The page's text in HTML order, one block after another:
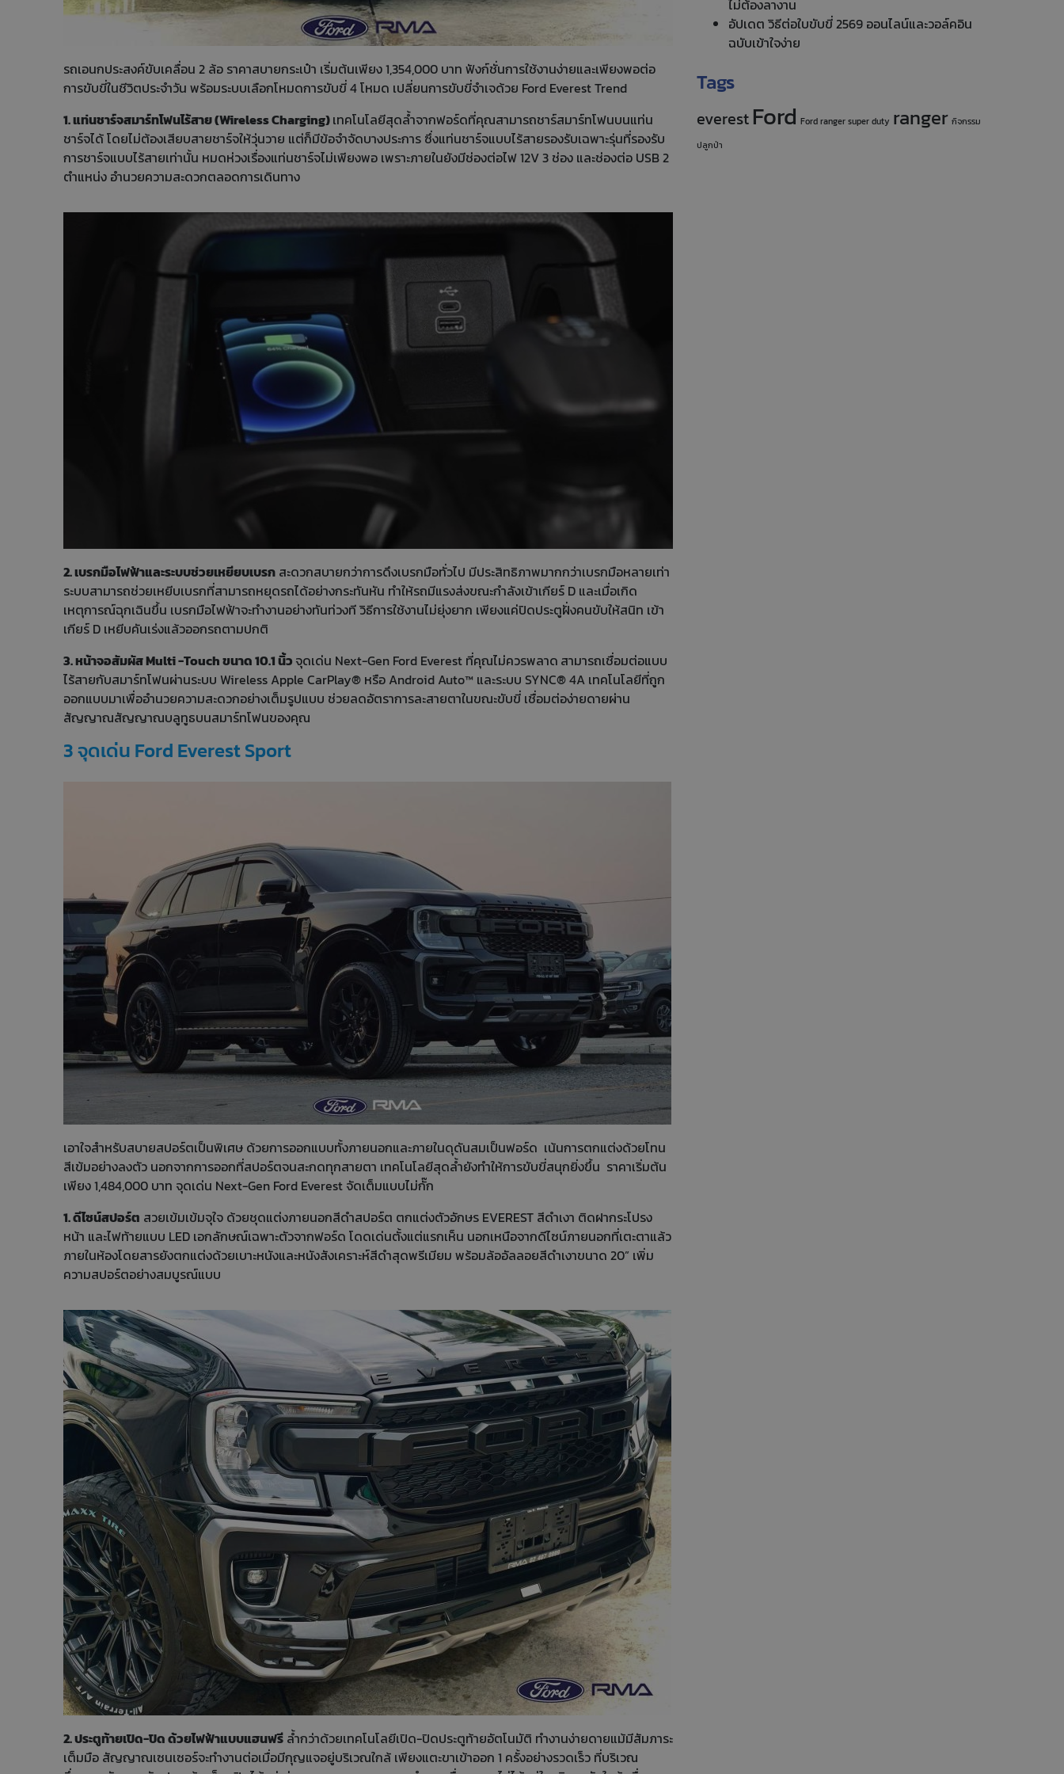
รถเอนกประสงค์ขับเคลื่อน 2 ล้อ ราคาสบายกระเป๋า เริ่มต้นเพียง 1,354,000 บาท ฟังก์ชั่นการใช้งานง่ายและเพียงพอต่อ
การขับขี่ในชีวิตประจำวัน พร้อมระบบเลือกโหมดการขับขี่ 4 โหมด เปลี่ยนการขับขี่จำเจด้วย Ford Everest Trend
1. แท่นชาร์จสมาร์ทโฟนไร้สาย (Wireless Charging)เทคโนโลยีสุดล้ำจากฟอร์ดที่คุณสามารถชาร์สมาร์ทโฟนบนแท่น
ชาร์จได้ โดยไม่ต้องเสียบสายชาร์จให้วุ่นวาย แต่ก็มีข้อจำจัดบางประการ ซึ่งแท่นชาร์จแบบไร้สายรองรับเฉพาะรุ่นที่รองรับ
การชาร์จแบบไร้สายเท่านั้น หมดห่วงเรื่องแท่นชาร์จไม่เพียงพอ เพราะภายในยังมีช่องต่อไฟ 12V 3 ช่อง และช่องต่อ USB 2
ตำแหน่ง อำนวยความสะดวกตลอดการเดินทาง
2. เบรกมือไฟฟ้าและระบบช่วยเหยียบเบรกสะดวกสบายกว่าการดึงเบรกมือทั่วไป มีประสิทธิภาพมากกว่าเบรกมือหลายเท่า
ระบบสามารถช่วยเหยีบเบรกที่สามารถหยุดรถได้อย่างกระทันหัน ทำให้รถมีแรงส่งขณะกำลังเข้าเกียร์ D และเมื่อเกิด
เหตุการณ์ฉุกเฉินขึ้น เบรกมือไฟฟ้าจะทำงานอย่างทันท่วงที วิธีการใช้งานไม่ยุ่งยาก เพียงแค่ปิดประตูฝั่งคนขับให้สนิท เข้า
เกียร์ D เหยีบคันเร่งแล้วออกรถตามปกติ
3. หน้าจอสัมผัส Multi -Touch ขนาด 10.1 นิ้ว จุดเด่น Next-Gen Ford Everest ที่คุณไม่ควรพลาด สามารถเชื่อมต่อแบบ
ไร้สายกับสมาร์ทโฟนผ่านระบบ Wireless Apple CarPlay® หรือ Android Auto™ และระบบ SYNC® 4A เทคโนโลยีที่ถูก
ออกแบบมาเพื่ออำนวยความสะดวกอย่างเต็มรูปแบบ ช่วยลดอัตราการละสายตาในขณะขับขี่ เชื่อมต่อง่ายดายผ่าน
สัญญาณสัญญาณบลูทูธบนสมาร์ทโฟนของคุณ
3 จุดเด่น Ford Everest Sport
เอาใจสำหรับสบายสปอร์ตเป็นพิเศษ ด้วยการออกแบบทั้งภายนอกและภายในดุดันสมเป็นฟอร์ด เน้นการตกแต่งด้วยโทน
สีเข้มอย่างลงตัว นอกจากการออกที่สปอร์ตจนสะกดทุกสายตา เทคโนโลยีสุดล้ำยังทำให้การขับขี่สนุกยิ่งขึ้น ราคาเริ่มต้น
เพียง 1,484,000 บาท จุดเด่น Next-Gen Ford Everest จัดเต็มแบบไม่กั๊ก
1. ดีไซน์สปอร์ต สวยเข้มเข้มจุใจ ด้วยชุดแต่งภายนอกสีดำสปอร์ต ตกแต่งตัวอักษร EVEREST สีดำเงา ติดฝากระโปรง
หน้า และไฟท้ายแบบ LED เอกลักษณ์เฉพาะตัวจากฟอร์ด โดดเด่นตั้งแต่แรกเห็น นอกเหนือจากดีไซน์ภายนอกที่เตะตาแล้ว
ภายในห้องโดยสารยังตกแต่งด้วยเบาะหนังและหนังสังเคราะห์สีดำสุดพรีเมียม พร้อมล้ออัลลอยสีดำเงาขนาด 20” เพิ่ม
ความสปอร์ตอย่างสมบูรณ์แบบ
2. ประตูท้ายเปิด-ปิด ด้วยไฟฟ้าแบบแฮนฟรีล้ำกว่าด้วยเทคโนโลยีเปิด-ปิดประตูท้ายอัตโนมัติ ทำงานง่ายดายแม้มีสัมภาระ
เต็มมือ สัญญาณเซนเซอร์จะทำงานต่อเมื่อมีกุญแจอยู่บริเวณใกล้ เพียงแตะขาเข้าออก 1 ครั้งอย่างรวดเร็ว ที่บริเวณ
ไม่ต้องลางาน
อัปเดต วิธีต่อใบขับขี่ 2569 ออนไลน์และวอล์คอิน
ฉบับเข้าใจง่าย
Tags
everest Ford Ford ranger super duty ranger กิจกรรม
ปลูกป่า